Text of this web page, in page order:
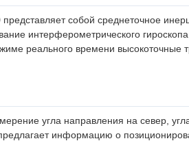
собой среднеточное
интерферометрического
реального времени
угла направления на север,
информацию о